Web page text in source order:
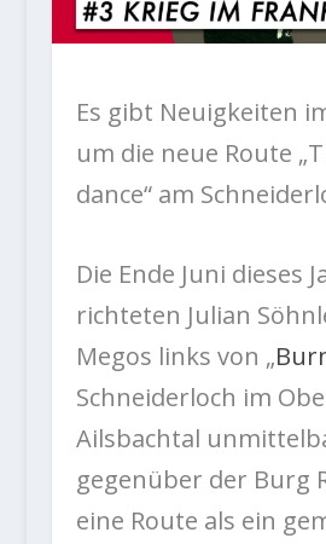
Es gibt Neuigkeiten
um die neue Route
dance“ am
Die Ende Juni dieses
richteten Julian
Megos links von „
Schneiderloch im
Ailsbachtal
gegenüber der Burg
eine Route als ein